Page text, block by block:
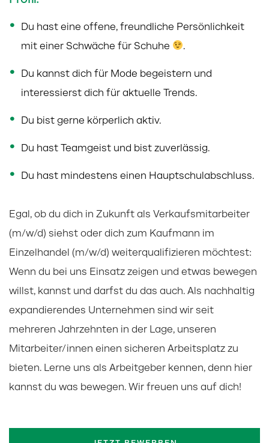
Du hast eine offene, freundliche Persönlichkeit
mit einer Schwäche für Schuhe
.
Du kannst dich für Mode begeistern und
interessierst dich für aktuelle Trends.
Du bist gerne körperlich aktiv.
Du hast Teamgeist und bist zuverlässig.
Du hast mindestens einen Hauptschulabschluss.
Egal, ob du dich in Zukunft als Verkaufsmitarbeiter
(m/w/d) siehst oder dich zum Kaufmann im
Einzelhandel (m/w/d) weiterqualifizieren möchtest:
Wenn du bei uns Einsatz zeigen und etwas bewegen
willst, kannst und darfst du das auch. Als nachhaltig
expandierendes Unternehmen sind wir seit
mehreren Jahrzehnten in der Lage, unseren
Mitarbeiter/innen einen sicheren Arbeitsplatz zu
bieten. Lerne uns als Arbeitgeber kennen, denn hier
kannst du was bewegen. Wir freuen uns auf dich!